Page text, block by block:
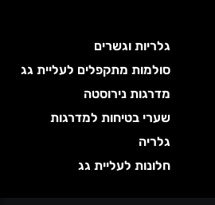
גלריות וגשרים
סולמות מתקפלים לעליית גג
מדרגות נירוסטה
שערי בטיחות למדרגות
גלריה
חלונות לעליית גג